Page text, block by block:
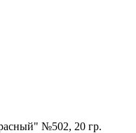
№502, 20 гр.